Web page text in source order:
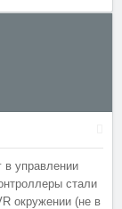
в управлении
стали
окружении (не в